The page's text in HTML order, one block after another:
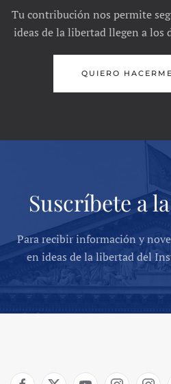
Tu contribución nos permite
ideas de la libertad llegen a los
QUIERO
Suscríbete a
Para recibir información y
en ideas de la libertad del